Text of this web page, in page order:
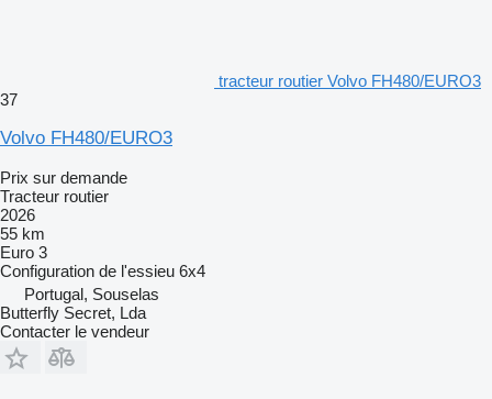
tracteur routier Volvo FH480/EURO3
37
Volvo FH480/EURO3
Prix sur demande
Tracteur routier
2026
55 km
Euro 3
Configuration de l'essieu 6x4
Portugal, Souselas
Butterfly Secret, Lda
Contacter le vendeur